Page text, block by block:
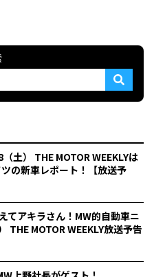
（土） THE MOTOR WEEKLYは
の新車レポート！【放送予
てアキラさん！MW的自動車ニ
THE MOTOR WEEKLY放送予告